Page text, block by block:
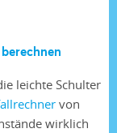
leichte Schulter
von
wirklich